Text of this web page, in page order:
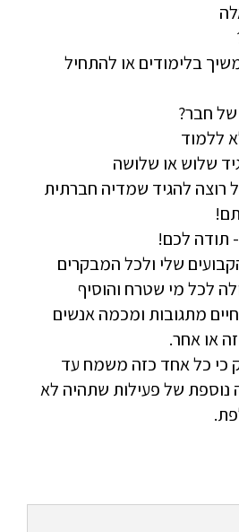
בלימודים או להתחיל
חבר?
ללמוד
שלוש או שלושה
רוצה להגיד שמדיה חברתית
תודה לכם!
שלי ולכל המבקרים
לכל מי שטרח והוסיף
חיים מתגובות ומכמה אנשים
או אחר.
כי כל אחד כזה משמח עד
נוספת של פעילות שתהיה לא